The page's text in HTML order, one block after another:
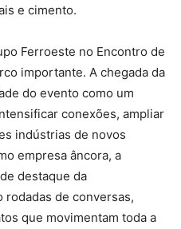
e cimento.
Ferroeste no Encontro de
importante. A chegada da
do evento como um
conexões, ampliar
indústrias de novos
empresa âncora, a
destaque da
rodadas de conversas,
que movimentam toda a